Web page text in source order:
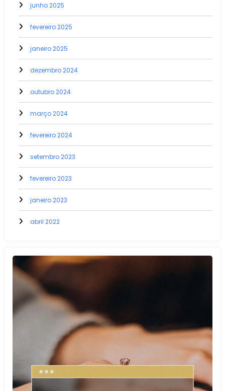
junho 2025
fevereiro 2025
janeiro 2025
dezembro 2024
outubro 2024
março 2024
fevereiro 2024
setembro 2023
fevereiro 2023
janeiro 2023
abril 2022